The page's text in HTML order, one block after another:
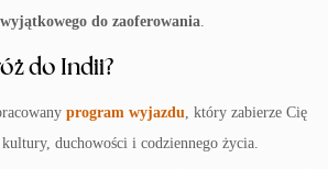
do zaoferowania
do Indii?
program wyjazdu , który zabierze Cię
duchowości i codziennego życia.